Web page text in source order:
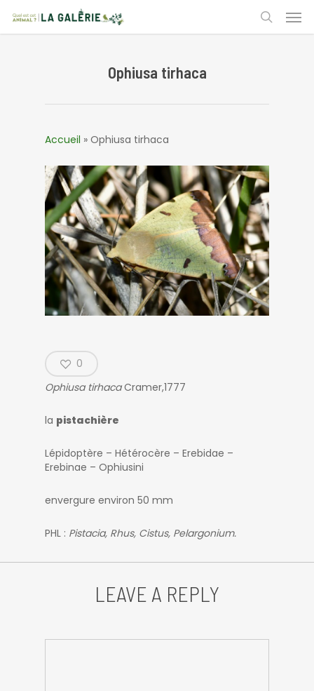
main
search
Ophiusa tirhaca
Accueil » Ophiusa tirhaca
0
Ophiusa tirhacaCramer,1777
la pistachière
Lépidoptère – Hétérocère – Erebidae –
Erebinae – Ophiusini
envergure environ 50 mm
PHL : Pistacia, Rhus, Cistus, Pelargonium.
LEAVE A REPLY